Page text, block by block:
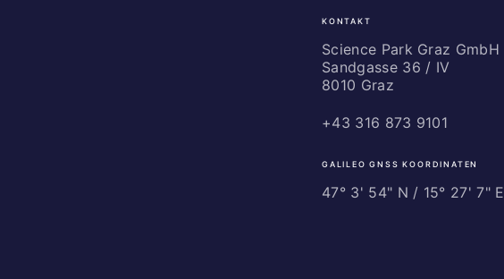
KONTAKT
Science Park Graz GmbH
Sandgasse 36 / IV
8010 Graz
+43 316 873 9101
GALILEO GNSS KOORDINATEN
47° 3' 54" N / ­15° 27' 7" E